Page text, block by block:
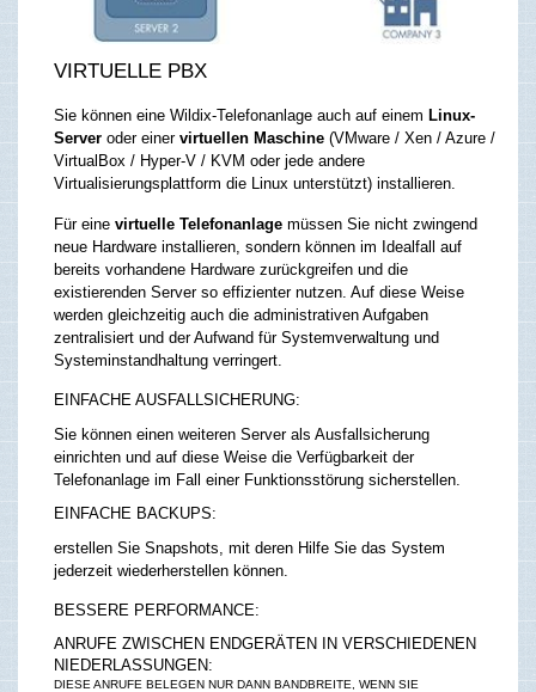
VIRTUELLE PBX
Sie können eine Wildix-Telefonanlage auch auf einem Linux-
Server oder einer virtuellen Maschine (VMware / Xen / Azure /
VirtualBox / Hyper-V / KVM oder jede andere
Virtualisierungsplattform die Linux unterstützt) installieren.
Für eine virtuelle Telefonanlage müssen Sie nicht zwingend
neue Hardware installieren, sondern können im Idealfall auf
bereits vorhandene Hardware zurückgreifen und die
existierenden Server so effizienter nutzen. Auf diese Weise
werden gleichzeitig auch die administrativen Aufgaben
zentralisiert und der Aufwand für Systemverwaltung und
Systeminstandhaltung verringert.
EINFACHE AUSFALLSICHERUNG:
Sie können einen weiteren Server als Ausfallsicherung
einrichten und auf diese Weise die Verfügbarkeit der
Telefonanlage im Fall einer Funktionsstörung sicherstellen.
EINFACHE BACKUPS:
erstellen Sie Snapshots, mit deren Hilfe Sie das System
jederzeit wiederherstellen können.
BESSERE PERFORMANCE:
ANRUFE ZWISCHEN ENDGERÄTEN IN VERSCHIEDENEN
NIEDERLASSUNGEN:
DIESE ANRUFE BELEGEN NUR DANN BANDBREITE, WENN SIE